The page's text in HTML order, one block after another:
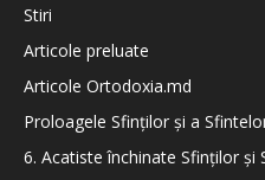
Stiri
Articole preluate
Articole Ortodoxia.md
Proloagele Sfinților și a
6. Acatiste închinate Sfinților și